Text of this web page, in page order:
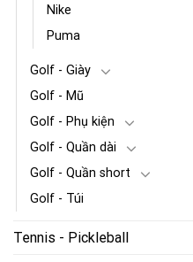
Nike
Puma
Golf - Giày
Golf - Mũ
Golf - Phụ kiện
Golf - Quần dài
Golf - Quần short
Golf - Túi
Tennis - Pickleball